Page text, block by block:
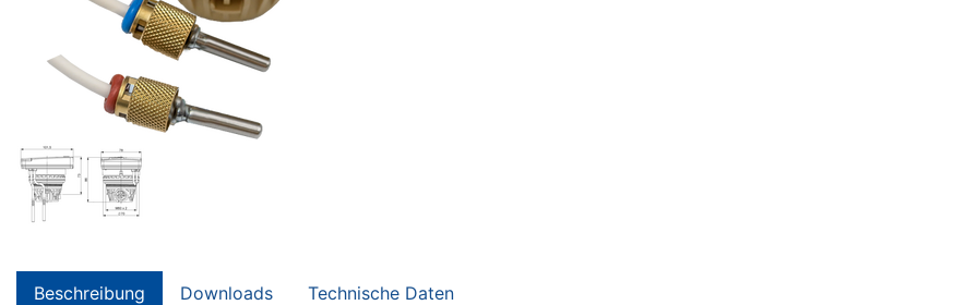
Beschreibung Downloads Technische Daten